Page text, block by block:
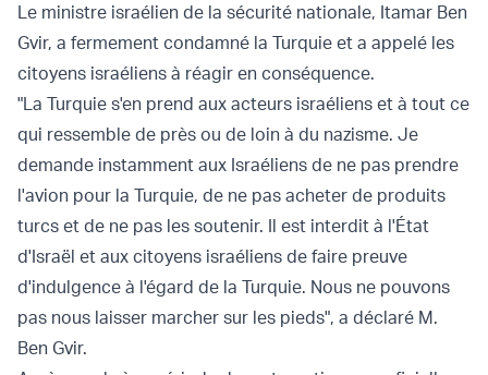
Le ministre israélien de la sécurité nationale, Itamar Ben
Gvir, a fermement condamné la Turquie et a appelé les
citoyens israéliens à réagir en conséquence.
"La Turquie s'en prend aux acteurs israéliens et à tout ce
qui ressemble de près ou de loin à du nazisme. Je
demande instamment aux Israéliens de ne pas prendre
l'avion pour la Turquie, de ne pas acheter de produits
turcs et de ne pas les soutenir. Il est interdit à l'État
d'Israël et aux citoyens israéliens de faire preuve
d'indulgence à l'égard de la Turquie. Nous ne pouvons
pas nous laisser marcher sur les pieds", a déclaré M.
Ben Gvir.